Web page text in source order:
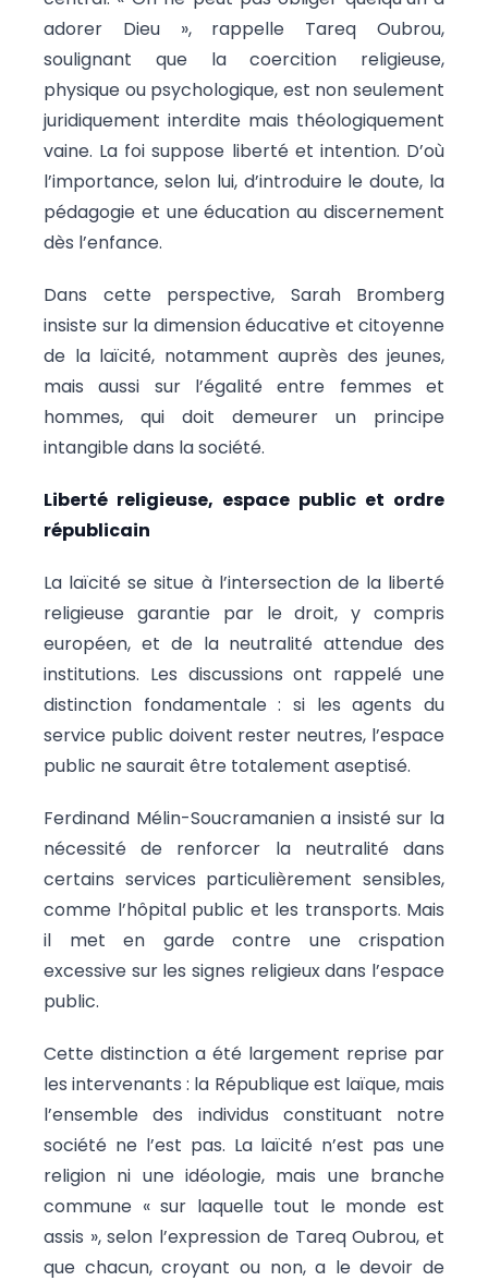
adorer Dieu », rappelle Tareq Oubrou,
soulignant que la coercition religieuse,
physique ou psychologique, est non seulement
juridiquement interdite mais théologiquement
vaine. La foi suppose liberté et intention. D’où
l’importance, selon lui, d’introduire le doute, la
pédagogie et une éducation au discernement
dès l’enfance.
Dans cette perspective, Sarah Bromberg
insiste sur la dimension éducative et citoyenne
de la laïcité, notamment auprès des jeunes,
mais aussi sur l’égalité entre femmes et
hommes, qui doit demeurer un principe
intangible dans la société.
Liberté religieuse, espace public et ordre
républicain
La laïcité se situe à l’intersection de la liberté
religieuse garantie par le droit, y compris
européen, et de la neutralité attendue des
institutions. Les discussions ont rappelé une
distinction fondamentale : si les agents du
service public doivent rester neutres, l’espace
public ne saurait être totalement aseptisé.
Ferdinand Mélin-Soucramanien a insisté sur la
nécessité de renforcer la neutralité dans
certains services particulièrement sensibles,
comme l’hôpital public et les transports. Mais
il met en garde contre une crispation
excessive sur les signes religieux dans l’espace
public.
Cette distinction a été largement reprise par
les intervenants : la République est laïque, mais
l’ensemble des individus constituant notre
société ne l’est pas. La laïcité n’est pas une
religion ni une idéologie, mais une branche
commune « sur laquelle tout le monde est
assis », selon l’expression de Tareq Oubrou, et
que chacun, croyant ou non, a le devoir de